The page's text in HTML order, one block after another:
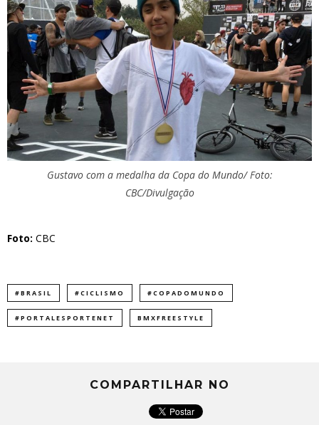
Gustavo com a medalha da Copa do Mundo/ Foto:
CBC/Divulgação
Foto: CBC
#BRASIL #CICLISMO #COPADOMUNDO
#PORTALESPORTENET BMXFREESTYLE
COMPARTILHAR NO